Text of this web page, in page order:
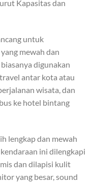
Kapasitas dan
untuk
mewah dan
digunakan
antar kota atau
wisata, dan
ke hotel bintang
lengkap dan mewah
ini dilengkapi
dan dilapisi kulit
yang besar, sound